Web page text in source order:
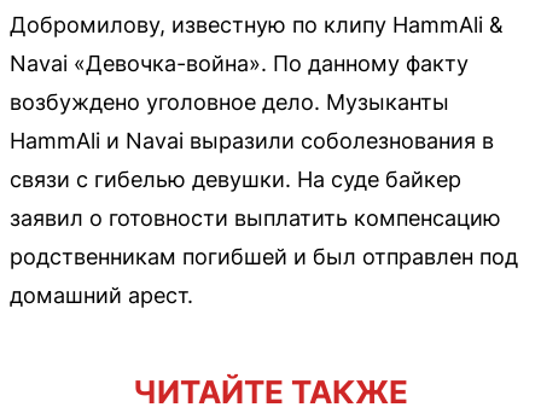
Добромилову, известную по клипу HammAli &
Navai «Девочка-война». По данному факту
возбуждено уголовное дело. Музыканты
HammAli и Navai выразили соболезнования в
связи с гибелью девушки. На суде байкер
заявил о готовности выплатить компенсацию
родственникам погибшей и был отправлен под
домашний арест.
ЧИТАЙТЕ ТАКЖЕ